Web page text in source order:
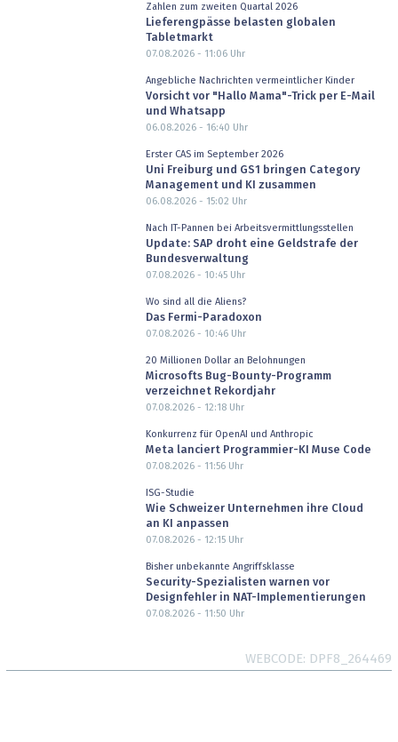
Zahlen zum zweiten Quartal 2026
Lieferengpässe belasten globalen
Tabletmarkt
07.08.2026 - 11:06Uhr
Angebliche Nachrichten vermeintlicher Kinder
Vorsicht vor "Hallo Mama"-Trick per E-Mail
und Whatsapp
06.08.2026 - 16:40 Uhr
Erster CAS im September 2026
Uni Freiburg und GS1 bringen Category
Management und KI zusammen
06.08.2026 - 15:02 Uhr
Nach IT-Pannen bei Arbeitsvermittlungsstellen
Update: SAP droht eine Geldstrafe der
Bundesverwaltung
07.08.2026 - 10:45Uhr
Wo sind all die Aliens?
Das Fermi-Paradoxon
07.08.2026 - 10:46Uhr
20 Millionen Dollar an Belohnungen
Microsofts Bug-Bounty-Programm
verzeichnet Rekordjahr
07.08.2026 - 12:18Uhr
Konkurrenz für OpenAI und Anthropic
Meta lanciert Programmier-KI Muse Code
07.08.2026 - 11:56Uhr
ISG-Studie
Wie Schweizer Unternehmen ihre Cloud
an KI anpassen
07.08.2026 - 12:15Uhr
Bisher unbekannte Angriffsklasse
Security-Spezialisten warnen vor
Designfehler in NAT-Implementierungen
07.08.2026 - 11:50 Uhr
WEBCODE DPF8_264469